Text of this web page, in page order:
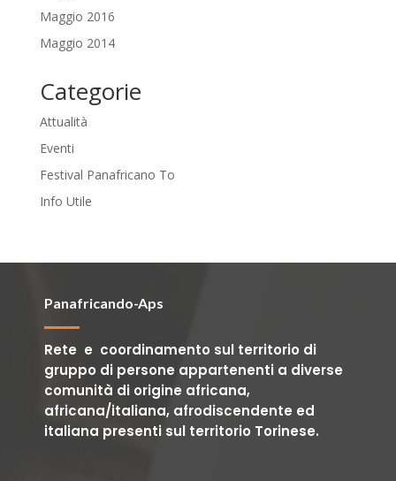
Maggio 2016
Maggio 2014
Categorie
Attualità
Eventi
Festival Panafricano To
Info Utile
Panafricando-Aps
Rete e coordinamento sul territorio di
gruppo di persone appartenenti a diverse
comunità di origine africana,
africana/italiana, afrodiscendente ed
italiana presenti sul territorio Torinese.